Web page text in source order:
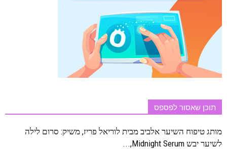
תוכן שאסור לפספס
מותג טיפוח השיער אלביב מבית לוריאל פריז, משיק: סרום לילה
לשיער יבש Midnight Serum,...